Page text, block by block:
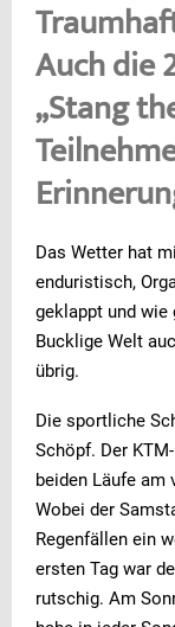
Auch die
„Stang
Das Wetter hat
enduristisch,
geklappt und wie
Bucklige Welt
übrig.
Die sportliche
Schöpf. Der
beiden Läufe am
Wobei der
Regenfällen ein
ersten Tag war
rutschig. Am